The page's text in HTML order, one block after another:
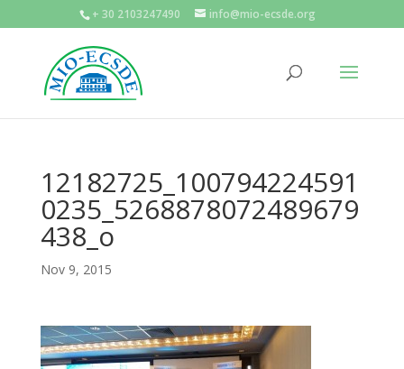
+ 30 2103247490 info@mio-ecsde.org
12182725_100794224591
0235_5268878072489679
438_o
Nov 9, 2015